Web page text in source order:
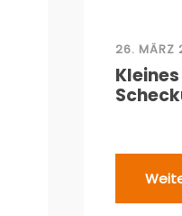
26. MÄRZ